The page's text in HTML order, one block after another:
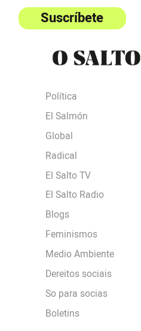
Suscríbete
Política
El Salmón
Global
Radical
El Salto TV
El Salto Radio
Blogs
Feminismos
Medio Ambiente
Dereitos sociais
So para socias
Boletins